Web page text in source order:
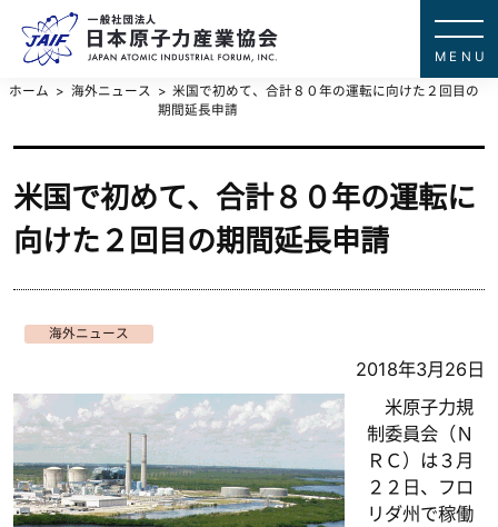
ホーム 海外ニュース
米国で初めて、合計８０年の運転に向けた２回目の
期間延長申請
米国で初めて、合計８０年の運転に
向けた２回目の期間延長申請
海外ニュース
2018年3月26日
米原子力規
制委員会（Ｎ
ＲＣ）は３月
２２日、フロ
リダ州で稼働